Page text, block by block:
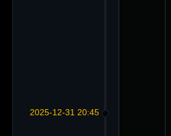
2025-12-31 20:45